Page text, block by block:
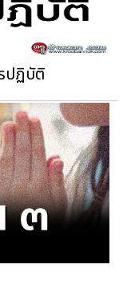
ปฏิบัติ